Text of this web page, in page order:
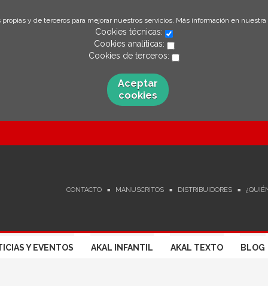
y de terceros para mejorar nuestros servicios. Más información en nuestra
Cookies técnicas:
Cookies analíticas:
Cookies de terceros:
Aceptar
cookies
CONTACTO MANUSCRITOS DISTRIBUIDORES
Y EVENTOS AKAL INFANTIL AKAL TEXTO BLOG